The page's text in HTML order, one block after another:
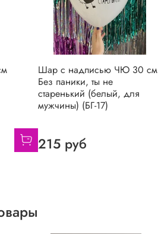
Шар с надписью ЧЮ 30 см
Без паники, ты не
старенький (белый, для
мужчины) (БГ-17)
215 руб